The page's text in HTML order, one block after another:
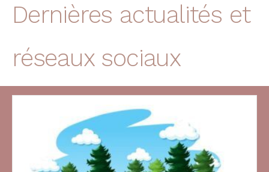
Dernières actualités et
réseaux sociaux